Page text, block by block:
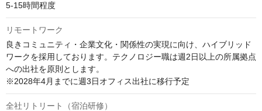
5‐15時間程度
リモートワーク
良きコミュニティ・企業文化・関係性の実現に向け、ハイブリッド
ワークを採用しております。テクノロジー職は週2日以上の所属拠点
への出社を原則とします。
※2028年4月までに週3日オフィス出社に移行予定
全社リトリート（宿泊研修）